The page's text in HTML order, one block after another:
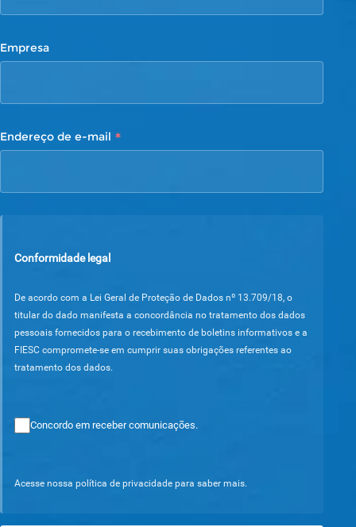
Empresa
Endereço de e-mail *
Conformidade legal
De acordo com a Lei Geral de Proteção de Dados nº 13.709/18, o
titular do dado manifesta a concordância no tratamento dos dados
pessoais fornecidos para o recebimento de boletins informativos e a
FIESC compromete-se em cumprir suas obrigações referentes ao
tratamento dos dados.
Concordo em receber comunicações.
Acesse nossa política de privacidade para saber mais.